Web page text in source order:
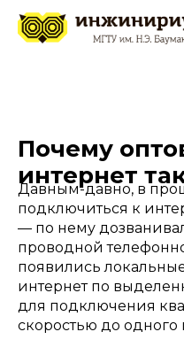
Почему
интернет
Давным-давно, в
подключиться к
— по нему
проводной
появились
интернет по
для подключения
скоростью до одного